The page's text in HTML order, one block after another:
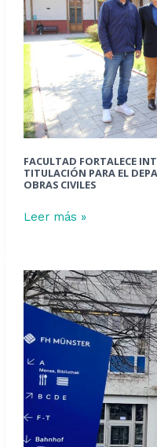
FACULTAD FORTALECE
TITULACIÓN PARA EL
OBRAS CIVILES
doble
titulación
para
el
Departamento
de
Ingeniería
Obras
Civiles
Leer más »
Egresado
de
Ingeniería
Civil
Ambiente
obtiene
doble